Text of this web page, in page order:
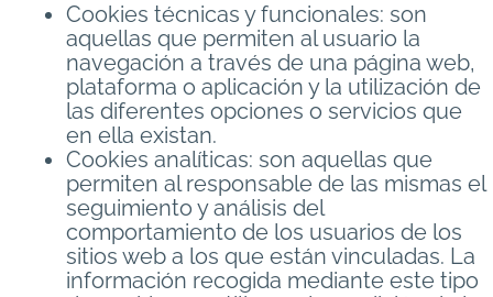
Cookies técnicas y funcionales: son
aquellas que permiten al usuario la
navegación a través de una página web,
plataforma o aplicación y la utilización de
las diferentes opciones o servicios que
en ella existan.
Cookies analíticas: son aquellas que
permiten al responsable de las mismas el
seguimiento y análisis del
comportamiento de los usuarios de los
sitios web a los que están vinculadas. La
información recogida mediante este tipo